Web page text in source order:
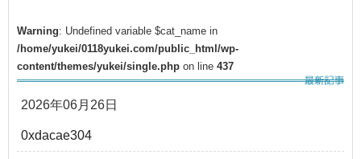
Warning: Undefined variable $cat_name in
/home/yukei/0118yukei.com/public_html/wp-
content/themes/yukei/single.php on line 437
2026年06月26日
0xdacae304